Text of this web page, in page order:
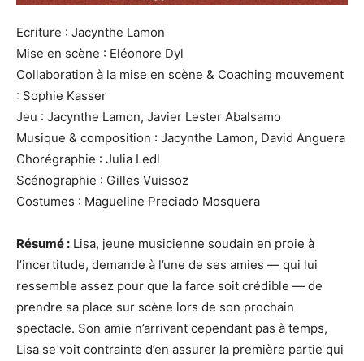
Ecriture : Jacynthe Lamon
Mise en scène : Eléonore Dyl
Collaboration à la mise en scène & Coaching mouvement
: Sophie Kasser
Jeu : Jacynthe Lamon, Javier Lester Abalsamo
Musique & composition : Jacynthe Lamon, David Anguera
Chorégraphie : Julia Ledl
Scénographie : Gilles Vuissoz
Costumes : Magueline Preciado Mosquera
Résumé : Lisa, jeune musicienne soudain en proie à
l’incertitude, demande à l’une de ses amies — qui lui
ressemble assez pour que la farce soit crédible — de
prendre sa place sur scène lors de son prochain
spectacle. Son amie n’arrivant cependant pas à temps,
Lisa se voit contrainte d’en assurer la première partie qui